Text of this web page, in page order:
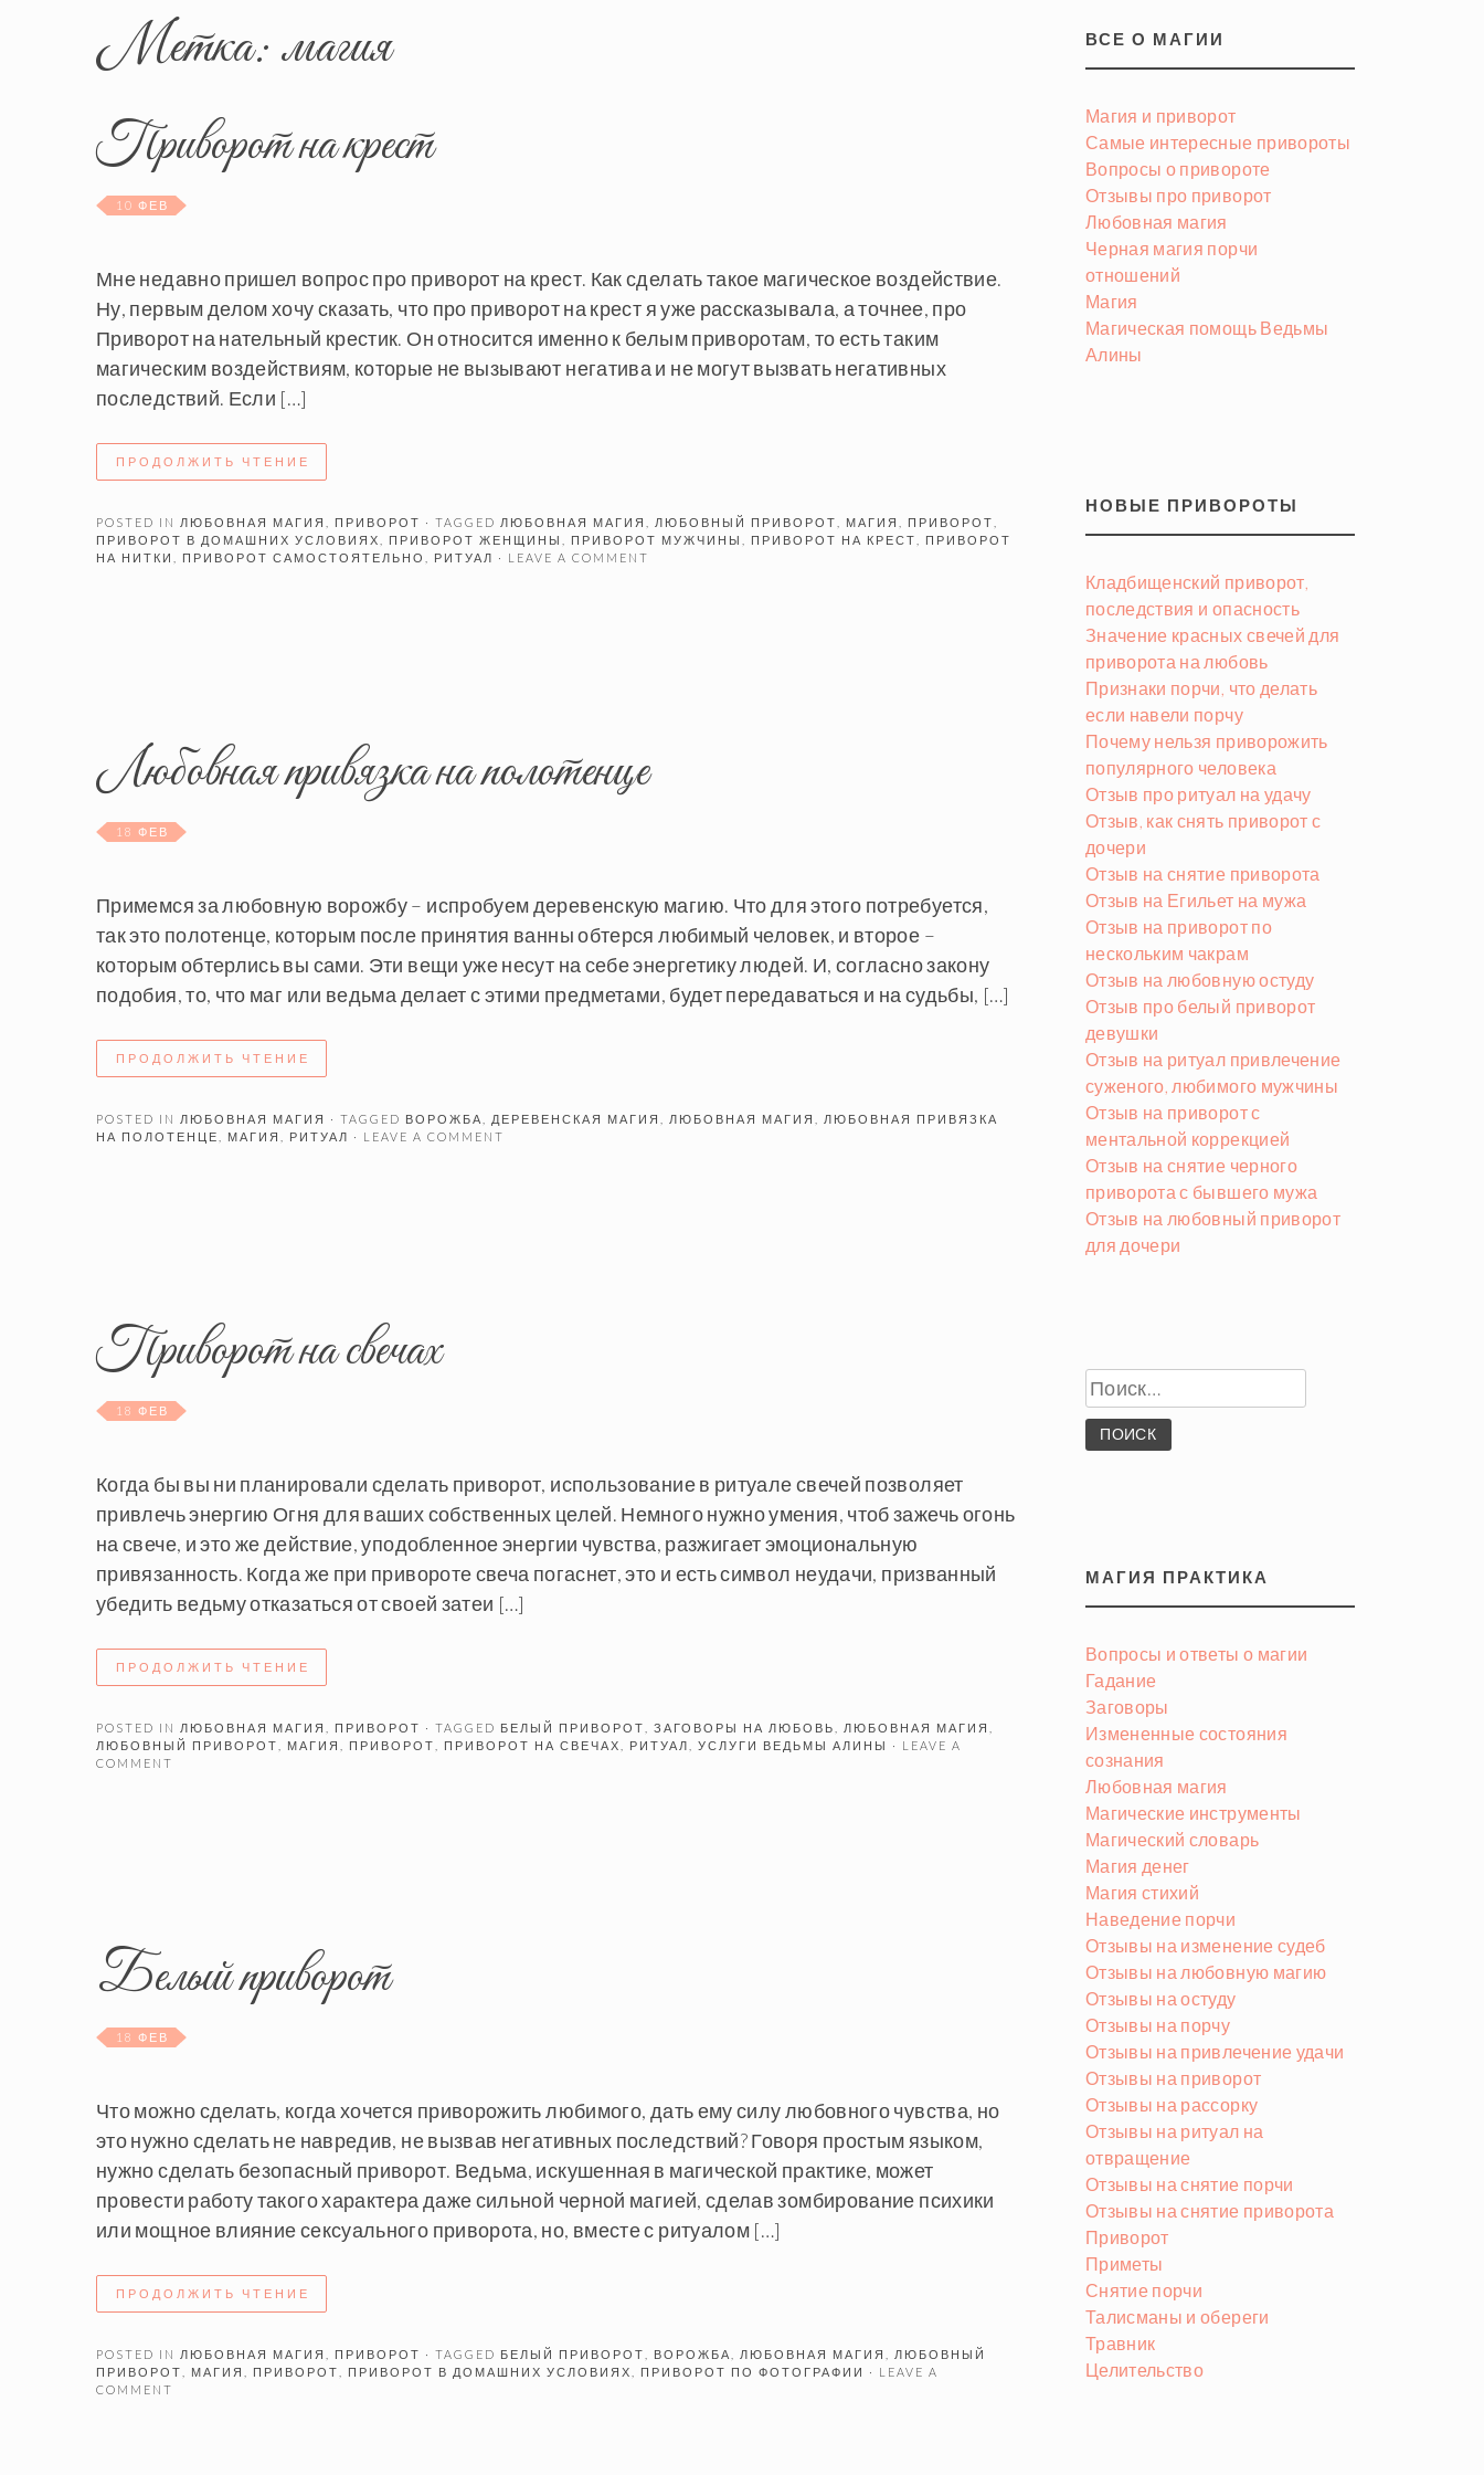
Метка:магия
Приворот на крест
10 ФЕВ
Мне недавно пришел вопрос про приворот на крест. Как сделать такое магическое воздействие.
Ну, первым делом хочу сказать, что про приворот на крест я уже рассказывала, а точнее, про
Приворот на нательный крестик. Он относится именно к белым приворотам, то есть таким
магическим воздействиям, которые не вызывают негатива и не могут вызвать негативных
последствий. Если […]
ПРОДОЛЖИТЬ ЧТЕНИЕ
POSTED IN ЛЮБОВНАЯ МАГИЯ ПРИВОРОТ · TAGGED ЛЮБОВНАЯ МАГИЯ ЛЮБОВНЫЙ ПРИВОРОТ МАГИЯ ПРИВОРОТ
ПРИВОРОТ В ДОМАШНИХ УСЛОВИЯХ
ПРИВОРОТ ЖЕНЩИНЫ ПРИВОРОТ МУЖЧИНЫ ПРИВОРОТ НА КРЕСТ
ПРИВОРОТ
НА НИТКИ
ПРИВОРОТ САМОСТОЯТЕЛЬНО РИТУАЛ · LEAVE A COMMENT
Любовная привязка на полотенце
18 ФЕВ
Примемся за любовную ворожбу – испробуем деревенскую магию. Что для этого потребуется,
так это полотенце, которым после принятия ванны обтерся любимый человек, и второе –
которым обтерлись вы сами. Эти вещи уже несут на себе энергетику людей. И, согласно закону
подобия, то, что маг или ведьма делает с этими предметами, будет передаваться и на судьбы, […]
ПРОДОЛЖИТЬ ЧТЕНИЕ
POSTED IN ЛЮБОВНАЯ МАГИЯ · TAGGED ВОРОЖБА ДЕРЕВЕНСКАЯ МАГИЯ ЛЮБОВНАЯ МАГИЯ
ЛЮБОВНАЯ ПРИВЯЗКА
НА ПОЛОТЕНЦЕ
МАГИЯ РИТУАЛ · LEAVE A COMMENT
Приворот на свечах
18 ФЕВ
Когда бы вы ни планировали сделать приворот, использование в ритуале свечей позволяет
привлечь энергию Огня для ваших собственных целей. Немного нужно умения, чтоб зажечь огонь
на свече, и это же действие, уподобленное энергии чувства, разжигает эмоциональную
привязанность. Когда же при привороте свеча погаснет, это и есть символ неудачи, призванный
убедить ведьму отказаться от своей затеи […]
ПРОДОЛЖИТЬ ЧТЕНИЕ
POSTED IN ЛЮБОВНАЯ МАГИЯ ПРИВОРОТ · TAGGED БЕЛЫЙ ПРИВОРОТ ЗАГОВОРЫ НА ЛЮБОВЬ ЛЮБОВНАЯ МАГИЯ
ЛЮБОВНЫЙ ПРИВОРОТ
МАГИЯ ПРИВОРОТ ПРИВОРОТ НА СВЕЧАХ РИТУАЛ УСЛУГИ ВЕДЬМЫ АЛИНЫ
· LEAVE A
COMMENT
Белый приворот
18 ФЕВ
Что можно сделать, когда хочется приворожить любимого, дать ему силу любовного чувства, но
это нужно сделать не навредив, не вызвав негативных последствий? Говоря простым языком,
нужно сделать безопасный приворот. Ведьма, искушенная в магической практике, может
провести работу такого характера даже сильной черной магией, сделав зомбирование психики
или мощное влияние сексуального приворота, но, вместе с ритуалом […]
ПРОДОЛЖИТЬ ЧТЕНИЕ
POSTED IN ЛЮБОВНАЯ МАГИЯ ПРИВОРОТ · TAGGED БЕЛЫЙ ПРИВОРОТ ВОРОЖБА ЛЮБОВНАЯ МАГИЯ
ЛЮБОВНЫЙ
ПРИВОРОТ
МАГИЯ ПРИВОРОТ ПРИВОРОТ В ДОМАШНИХ УСЛОВИЯХ ПРИВОРОТ ПО ФОТОГРАФИИ
· LEAVE A
COMMENT
ВСЕ О МАГИИ
Магия и приворот
Самые интересные привороты
Вопросы о привороте
Отзывы про приворот
Любовная магия
Черная магия порчи
отношений
Магия
Магическая помощь Ведьмы
Алины
НОВЫЕ ПРИВОРОТЫ
Кладбищенский приворот,
последствия и опасность
Значение красных свечей для
приворота на любовь
Признаки порчи, что делать
если навели порчу
Почему нельзя приворожить
популярного человека
Отзыв про ритуал на удачу
Отзыв, как снять приворот с
дочери
Отзыв на снятие приворота
Отзыв на Егильет на мужа
Отзыв на приворот по
нескольким чакрам
Отзыв на любовную остуду
Отзыв про белый приворот
девушки
Отзыв на ритуал привлечение
суженого, любимого мужчины
Отзыв на приворот с
ментальной коррекцией
Отзыв на снятие черного
приворота с бывшего мужа
Отзыв на любовный приворот
для дочери
Найти:
МАГИЯ ПРАКТИКА
Вопросы и ответы о магии
Гадание
Заговоры
Измененные состояния
сознания
Любовная магия
Магические инструменты
Магический словарь
Магия денег
Магия стихий
Наведение порчи
Отзывы на изменение судеб
Отзывы на любовную магию
Отзывы на остуду
Отзывы на порчу
Отзывы на привлечение удачи
Отзывы на приворот
Отзывы на рассорку
Отзывы на ритуал на
отвращение
Отзывы на снятие порчи
Отзывы на снятие приворота
Приворот
Приметы
Снятие порчи
Талисманы и обереги
Травник
Целительство